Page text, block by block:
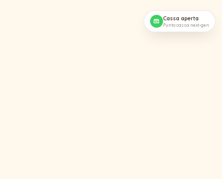
Cassa aperta
Punto cassa next-gen